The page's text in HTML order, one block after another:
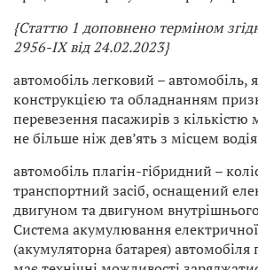
{Статтю 1 доповнено терміном
2956-IX від 24.02.2023}
автомобіль легковий – автомобіль,
конструкцією та обладнанням
перевезення пасажирів з кількістю
не більше ніж дев’ять з місцем
автомобіль плагін-гібридний –
транспортний засіб, оснащений
двигуном та двигуном
Система акумулювання електричної
(акумуляторна батарея) автомобіля